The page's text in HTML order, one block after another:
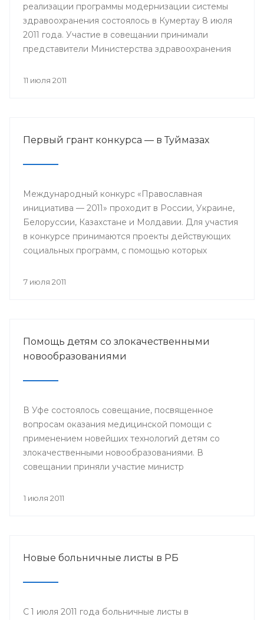
реализации программы модернизации системы
здравоохранения состоялось в Кумертау 8 июля
2011 года. Участие в совещании принимали
представители Министерства здравоохранения
врачи и руководители медицинских учреждений
11 июля 2011
Первый грант конкурса — в Туймазах
Международный конкурс «Православная
инициатива — 2011» проходит в России, Украине,
Белоруссии, Казахстане и Молдавии. Для участия
в конкурсе принимаются проекты действующих
социальных программ, с помощью которых
православных ценностей.
7 июля 2011
Помощь детям со злокачественными
новообразованиями
В Уфе состоялось совещание, посвященное
вопросам оказания медицинской помощи с
применением новейших технологий детям со
злокачественными новообразованиями. В
совещании приняли участие министр
охраны здоровья материнства и детства
1 июля 2011
Новые больничные листы в РБ
С 1 июля 2011 года больничные листы в